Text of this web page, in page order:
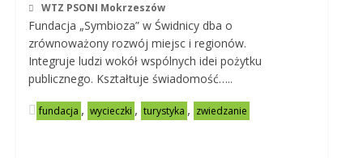
WTZ PSONI Mokrzeszów
Fundacja „Symbioza” w Świdnicy dba o
zrównoważony rozwój miejsc i regionów.
Integruje ludzi wokół wspólnych idei pożytku
publicznego. Kształtuje świadomość…..
fundacja , wycieczki , turystyka , zwiedzanie